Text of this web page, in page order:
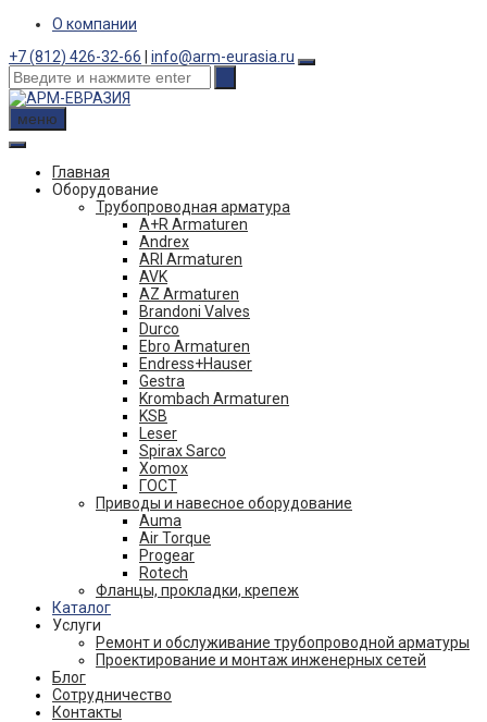
Skip
content
О компании
+7 (812) 426-32-66
info@arm-eurasia.ru
меню
Главная
Оборудование
Трубопроводная арматура
A+R Armaturen
Andrex
ARI Armaturen
AVK
AZ Armaturen
Brandoni Valves
Durco
Ebro Armaturen
Endress+Hauser
Gestra
Krombach Armaturen
KSB
Leser
Spirax Sarco
Xomox
ГОСТ
Приводы и навесное оборудование
Auma
Air Torque
Progear
Rotech
Фланцы, прокладки, крепеж
Каталог
Услуги
Ремонт и обслуживание трубопроводной арматуры
Проектирование и монтаж инженерных сетей
Блог
Сотрудничество
Контакты